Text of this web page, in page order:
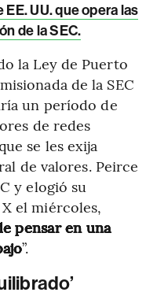
UU. que opera las
de la SEC.
la Ley de Puerto
de la SEC
un período de
de redes
se les exija
de valores. Peirce
y elogió su
el miércoles,
pensar en una
”.